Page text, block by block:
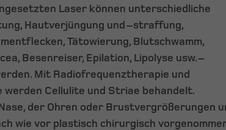
Laser können unterschiedliche
Hautverjüngung und –straffung,
Tätowierung, Blutschwamm,
Besenreiser, Epilation, Lipolyse usw. –
Mit Radiofrequenztherapie und
Cellulite und Striae behandelt.
der Ohren oder Brustvergrößerungen
wie vor plastisch chirurgisch